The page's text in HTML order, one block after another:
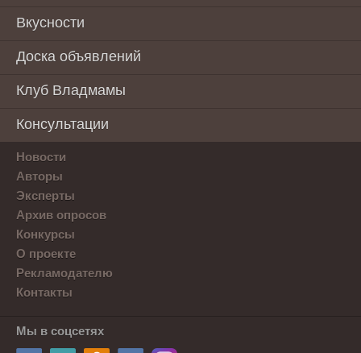
Вкусности
Доска объявлений
Клуб Владмамы
Консультации
Новости
Авторы
Эксперты
Архив опросов
Конкурсы
О проекте
Рекламодателю
Контакты
Мы в соцсетях